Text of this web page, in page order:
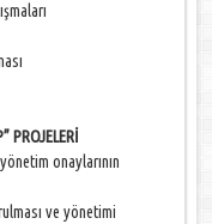
PROJELERİ
onaylarının
ve yönetimi